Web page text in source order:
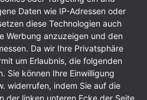
AGBSitemap
Daten wie IP-Adressen oder
diese Technologien auch
Werbung anzuzeigen und den
Da wir Ihre Privatsphäre
um Erlaubnis, die folgenden
Sie können Ihre Einwilligung
widerrufen, indem Sie auf die
der linken unteren Ecke der Seite